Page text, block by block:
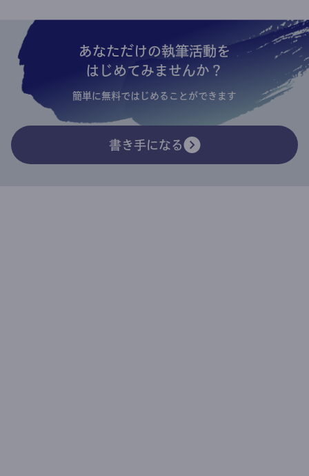
あなただけの執筆活動を
はじめてみませんか？
簡単に無料ではじめることができます
書き手になる